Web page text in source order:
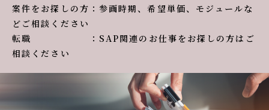
案件をお探しの方：参画時期、希望単価、モジュールな
どご相談ください
転職 ：SAP関連のお仕事をお探しの方はご
相談ください